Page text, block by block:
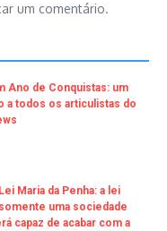
um comentário.
Ano de Conquistas: um
a todos os articulistas do
Maria da Penha: a lei
uma sociedade
capaz de acabar com a